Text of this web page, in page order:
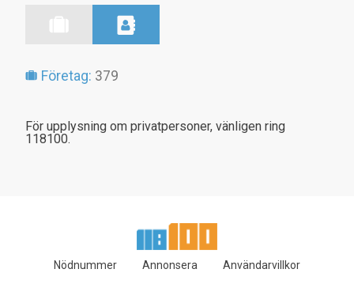
Företag: 379
För upplysning om privatpersoner, vänligen ring
118100.
Nödnummer Annonsera Användarvillkor